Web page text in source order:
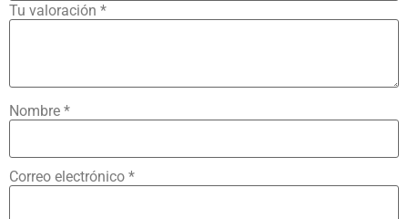
Tu valoración *
Nombre *
Correo electrónico *